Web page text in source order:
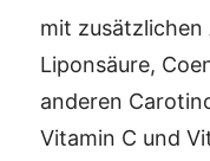
mit
Liponsäure,
anderen
Vitamin C und